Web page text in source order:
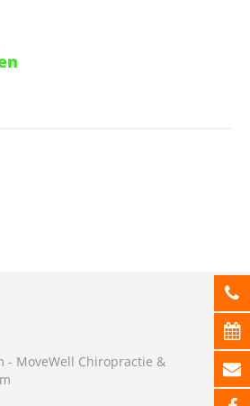
- MoveWell Chiropractie &